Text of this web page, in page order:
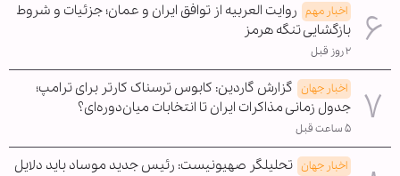
اخبار مهم روایت العربیه از توافق ایران و عمان؛ جزئیات و شروط
بازگشایی تنگه هرمز
۲ روز قبل
اخبار جهان گزارش گاردین: کابوس ترسناک کارتر برای ترامپ؛
جدول زمانی مذاکرات ایران تا انتخابات میان‌دوره‌ای؟
۵ ساعت قبل
اخبار جهان تحلیلگر صهیونیست: رئیس جدید موساد باید دلایل